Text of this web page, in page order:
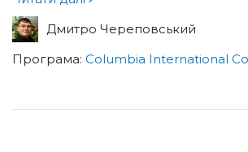
Дмитро Череповський
Програма: Columbia International